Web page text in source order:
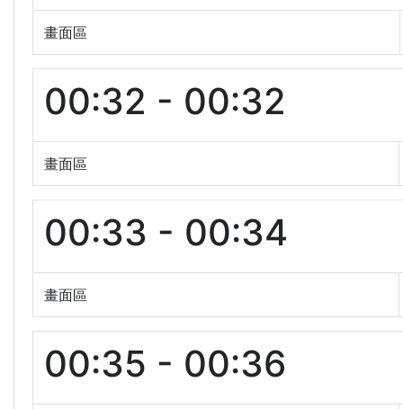
畫面區
00:32 - 00:32
畫面區
00:33 - 00:34
畫面區
00:35 - 00:36